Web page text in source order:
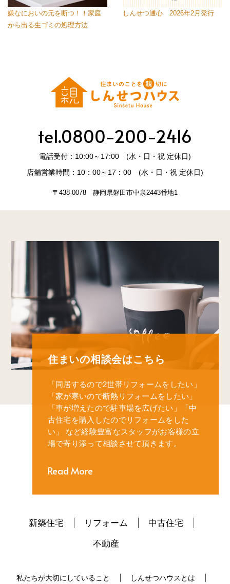
嫌なにおいの元を断つ！！家庭
から出る生ゴミの処理方法
しんせつ通心 2026年2月発行
tel.0800-200-2416
電話受付：10:00～17:00 (水・日・祝 定休日)
店舗営業時間：10：00～17：00 (水・日・祝 定休日)
〒438-0078 静岡県磐田市中泉2443番地1
住まいの相談会はこちら
「同居するので2世帯リフォームをしたい」
「家が寒いので断熱リフォームをしたい」
「車が増えたので駐車場を広げたい」
「中
古住宅を購入したのでリフォームをした
い」
など経験豊富なスタッフがお客様の立
場で寄り添って相談させて頂きます。
Read More
新築住宅 リフォーム
中古住宅
不動産
私たちが大切にしていること しんせつハウスとは